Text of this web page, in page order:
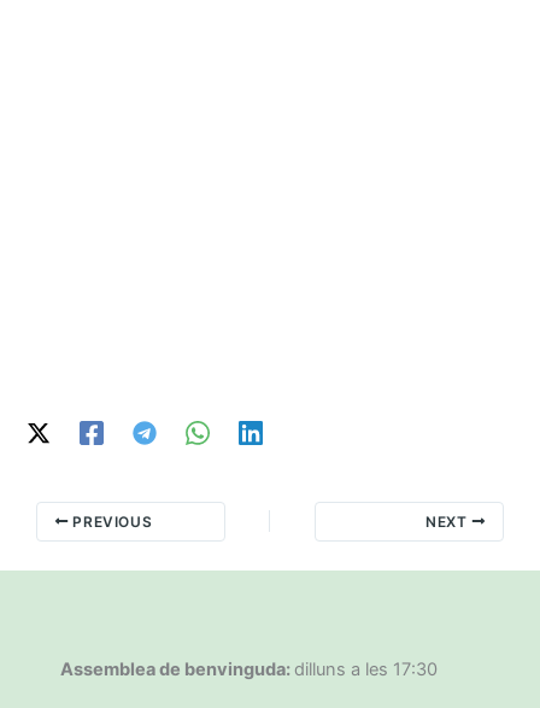
PREVIOUS NEXT
Assemblea de benvinguda: dilluns a les 17:30